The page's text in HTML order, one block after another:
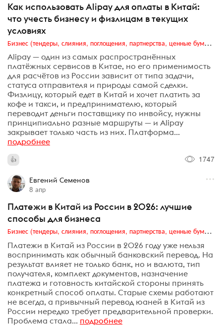
Как использовать Alipay для оплаты в Китай:
что учесть бизнесу и физлицам в текущих
условиях
Бизнес (тендеры, слияния, поглощения, партнерства, ценные бумаги, акционеры, финансы и отчетность)
Alipay — один из самых распространённых
платёжных сервисов в Китае, но его применимость
для расчётов из России зависит от типа задачи,
статуса отправителя и природы самой сделки.
Физлицу, который едет в Китай и хочет платить за
кофе и такси, и предпринимателю, который
переводит деньги поставщику по инвойсу, нужны
принципиально разные маршруты — и Alipay
закрывает только часть из них. Платформа...
подробнее
1747
Евгений Семенов
8 апр
Платежи в Китай из России в 2026: лучшие
способы для бизнеса
Бизнес (тендеры, слияния, поглощения, партнерства, ценные бумаги, акционеры, финансы и отчетность)
Платежи в Китай из России в 2026 году уже нельзя
воспринимать как обычный банковский перевод. На
результат влияет не только банк, но и валюта, тип
получателя, комплект документов, назначение
платежа и готовность китайской стороны принять
конкретный способ оплаты. Старые схемы работают
не всегда, а привычный перевод юаней в Китай из
России нередко требует предварительной проверки.
Проблема стала... подробнее